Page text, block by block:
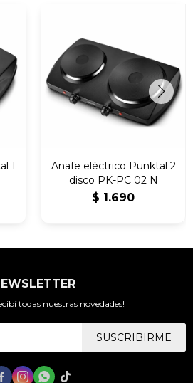
1
Anafe eléctrico Punktal 2
disco PK-PC 02 N
$ 1.690
todas nuestras novedades!
SUSCRIBIRME
  